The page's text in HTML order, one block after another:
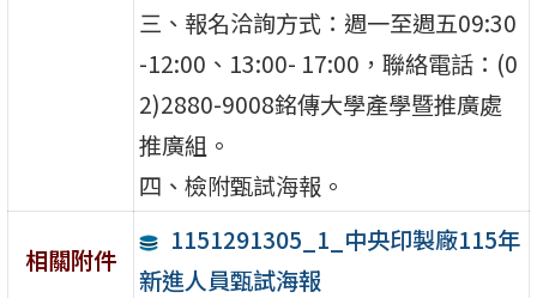
三、報名洽詢方式：週一至週五09:30
-12:00、13:00- 17:00，聯絡電話：(0
2)2880-9008銘傳大學產學暨推廣處
推廣組。
四、檢附甄試海報。
相關附件
1151291305_1_中央印製廠115年
新進人員甄試海報